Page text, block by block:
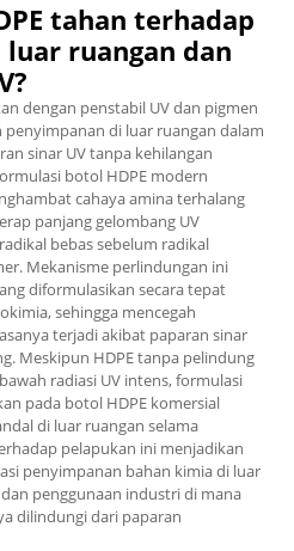
tahan terhadap
ruangan dan
dengan penstabil UV dan pigmen
di luar ruangan dalam
sinar UV tanpa kehilangan
botol HDPE modern
cahaya amina terhalang
panjang gelombang UV
bebas sebelum radikal
Mekanisme perlindungan ini
diformulasikan secara tepat
sehingga mencegah
terjadi akibat paparan sinar
Meskipun HDPE tanpa pelindung
radiasi UV intens, formulasi
pada botol HDPE komersial
di luar ruangan selama
pelapukan ini menjadikan
penyimpanan bahan kimia di luar
penggunaan industri di mana
dilindungi dari paparan